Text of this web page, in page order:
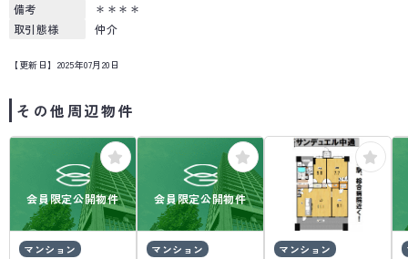
備考
＊＊＊＊
取引態様
仲介
【更新日】2025年07月20日
その他周辺物件
会員限定公開物件
マンション
会員限定公開物件
マンション マンション